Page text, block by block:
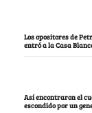
Los opositores de
entró a la Casa
Así encontraron el
escondido por un